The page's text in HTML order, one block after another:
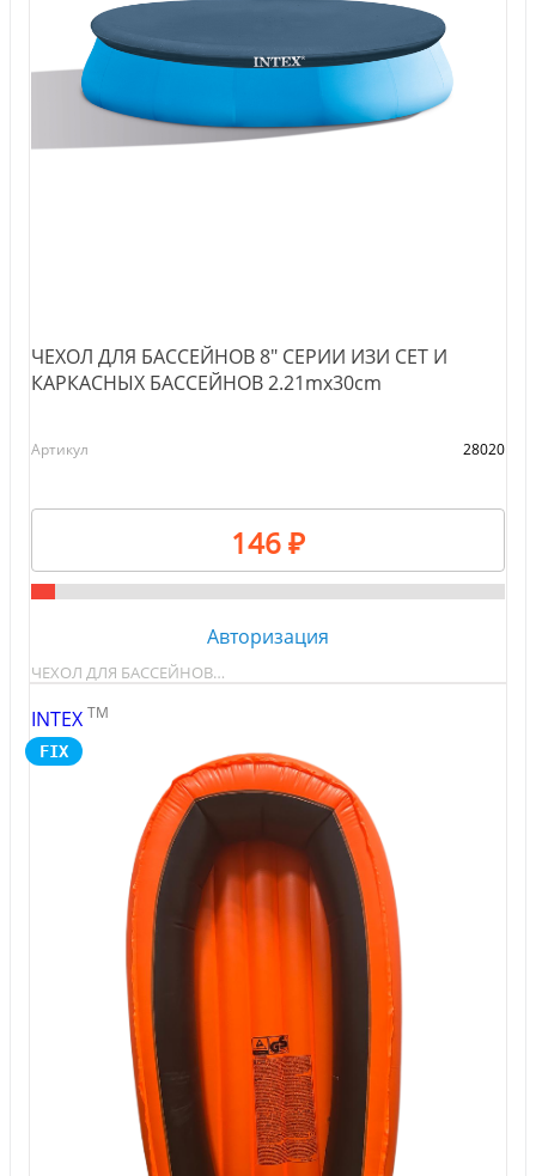
ЧЕХОЛ ДЛЯ БАССЕЙНОВ 8" СЕРИИ ИЗИ СЕТ И
КАРКАСНЫХ БАССЕЙНОВ 2.21mx30cm
Артикул 28020
146 ₽
Авторизация
ЧЕХОЛ ДЛЯ БАССЕЙНОВ…
INTEX TM
FIX